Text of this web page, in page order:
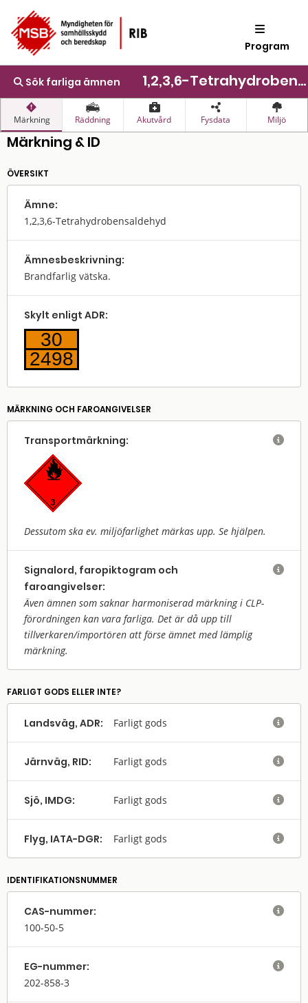
Program
Sök farliga ämnen 1,2,3,6-Tetrahydrobensaldehyd
Märkning Räddning Akutvård Fysdata Miljö
Märkning & ID
ÖVERSIKT
Ämne:
1,2,3,6-Tetrahydrobensaldehyd
Ämnes­beskrivning:
Brandfarlig vätska.
Skylt enligt ADR:
30
2498
MÄRKNING OCH FAROANGIVELSER
Transport­märkning:
Dessutom ska ev. miljöfarlighet märkas upp. Se hjälpen.

Signalord, faropiktogram och
faroangivelser:
Även ämnen som saknar harmoniserad märkning i CLP-
förordningen kan vara farliga. Det är då upp till
tillverkaren/importören att förse ämnet med lämplig
märkning.

FARLIGT GODS ELLER INTE?
Landsväg, ADR: Farligt gods 
Järnväg, RID: Farligt gods 
Sjö, IMDG: Farligt gods 
Flyg, IATA-DGR: Farligt gods 
IDENTIFIKATIONSNUMMER
CAS-nummer:
100-50-5

EG-nummer:
202-858-3
